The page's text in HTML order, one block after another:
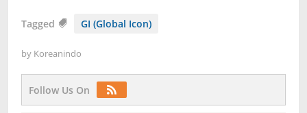
Tagged GI (Global Icon)
by Koreanindo
Follow Us On